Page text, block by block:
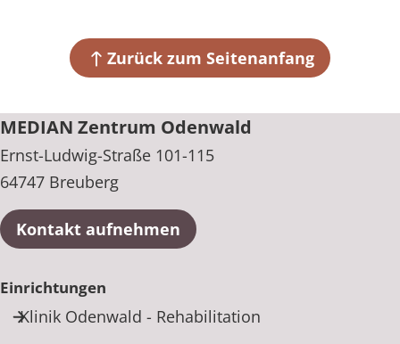
+49 6163 740
Zurück zum Seitenanfang
MEDIAN Zentrum Odenwald
Ernst-Ludwig-Straße 101-115
64747 Breuberg
Kontakt aufnehmen
Einrichtungen
Klinik Odenwald - Rehabilitation